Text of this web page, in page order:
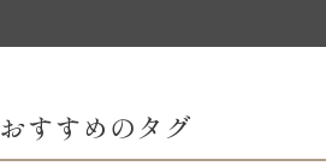
おすすめのタグ